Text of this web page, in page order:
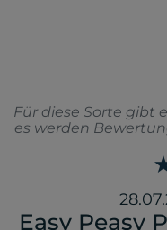
Für diese Sorte gibt
es werden
Easy Peasy